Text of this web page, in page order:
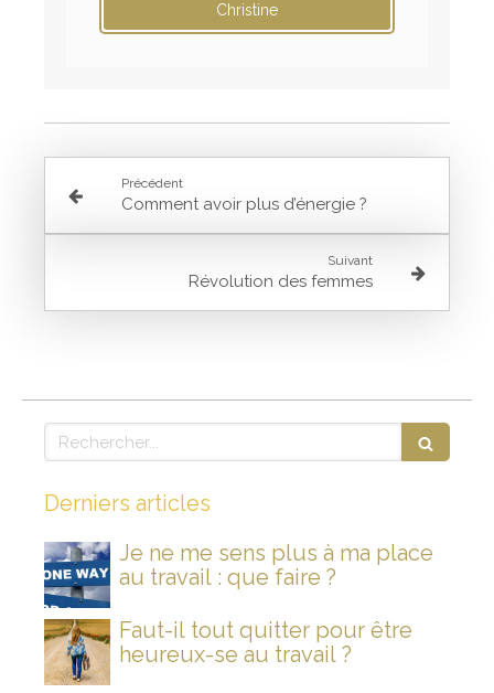
Christine
Précédent
Comment avoir plus d’énergie ?
Suivant
Révolution des femmes
Rechercher
Derniers articles
Je ne me sens plus à ma place
au travail : que faire ?
Faut-il tout quitter pour être
heureux-se au travail ?